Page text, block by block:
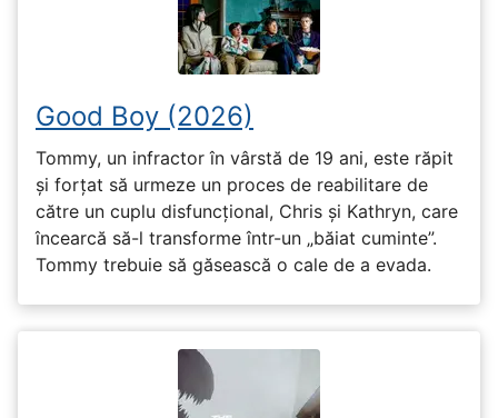
Good Boy (2026)
Tommy, un infractor în vârstă de 19 ani, este răpit
și forțat să urmeze un proces de reabilitare de
către un cuplu disfuncțional, Chris și Kathryn, care
încearcă să-l transforme într-un „băiat cuminte”.
Tommy trebuie să găsească o cale de a evada.